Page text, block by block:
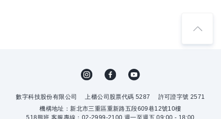
數字科技股份有限公司 上櫃公司股票代碼 5287
許可證字號 2571
機構地址：新北市三重區重新路五段609巷12號10樓
518熊班 客服專線：02-2999-2100 週一至週五 09:00 - 18:00